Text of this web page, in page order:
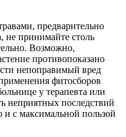
предварительно
не принимайте столь
Возможно,
противопоказано
непоправимый вред
фитосборов
у терапевта или
неприятных последствий
и с максимальной пользой